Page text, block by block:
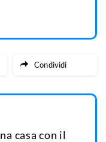
Condividi
casa con il